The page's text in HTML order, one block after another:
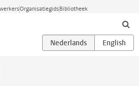
OrganisatiegidsBibliotheek